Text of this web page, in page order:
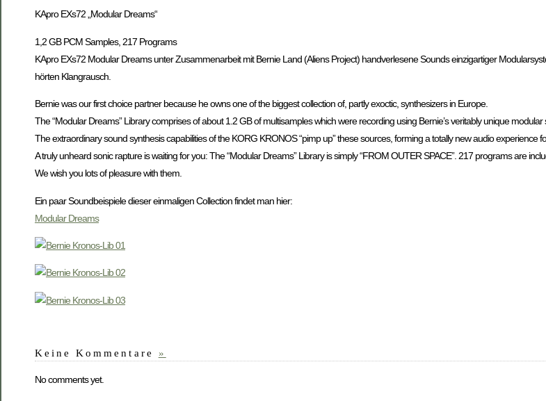
KApro EXs72 „Modular Dreams“
1,2 GB PCM Samples, 217 Programs
KApro EXs72 Modular Dreams unter Zusammenarbeit mit Bernie Land (Aliens Project) handverlesene Sounds einzigartiger
hörten Klangrausch.
Bernie was our first choice partner because he owns one of the biggest collection of, partly exoctic, synthesizers in Europe.
The “Modular Dreams” Library comprises of about 1.2 GB of multisamples which were recording using Bernie’s veritably unique modular
The extraordinary sound synthesis capabilities of the KORG KRONOS “pimp up” these sources, forming a totally new audio experience
A truly unheard sonic rapture is waiting for you: The “Modular Dreams” Library is simply “FROM OUTER SPACE”. 217 programs are
We wish you lots of pleasure with them.
Ein paar Soundbeispiele dieser einmaligen Collection findet man hier:
Modular Dreams
Keine Kommentare »
No comments yet.